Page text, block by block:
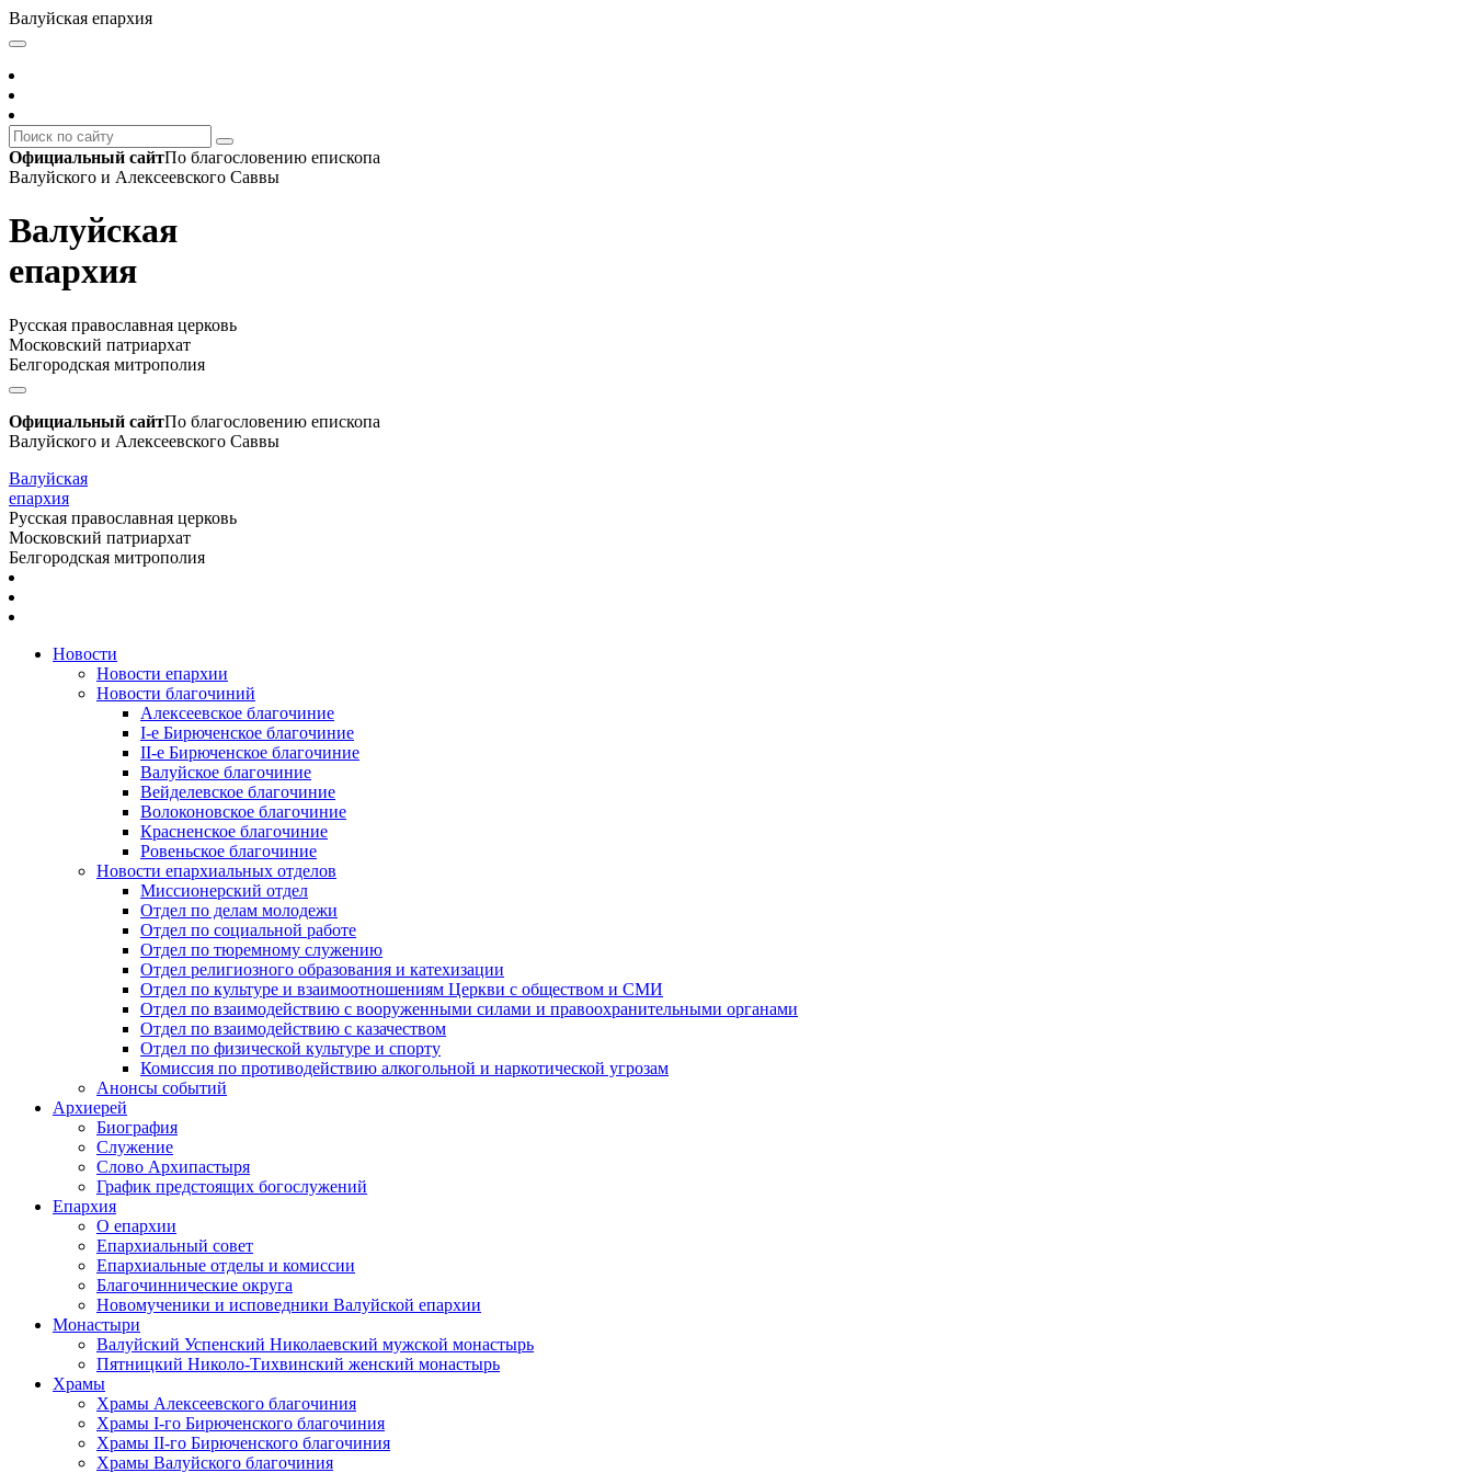
Валуйская епархия
Официальный сайтПо благословению епископа
Валуйского и Алексеевского Саввы
Валуйская
епархия
Русская православная церковь
Московский патриархат
Белгородская митрополия
Официальный сайтПо благословению епископа
Валуйского и Алексеевского Саввы
Валуйская
епархия
Русская православная церковь
Московский патриархат
Белгородская митрополия
Новости
Новости епархии
Новости благочиний
Алексеевское благочиние
I-е Бирюченское благочиние
II-е Бирюченское благочиние
Валуйское благочиние
Вейделевское благочиние
Волоконовское благочиние
Красненское благочиние
Ровеньское благочиние
Новости епархиальных отделов
Миссионерский отдел
Отдел по делам молодежи
Отдел по социальной работе
Отдел по тюремному служению
Отдел религиозного образования и катехизации
Отдел по культуре и взаимоотношениям Церкви с обществом и СМИ
Отдел по взаимодействию с вооруженными силами и правоохранительными органами
Отдел по взаимодействию с казачеством
Отдел по физической культуре и спорту
Комиссия по противодействию алкогольной и наркотической угрозам
Анонсы событий
Архиерей
Биография
Служение
Слово Архипастыря
График предстоящих богослужений
Епархия
О епархии
Епархиальный совет
Епархиальные отделы и комиссии
Благочиннические округа
Новомученики и исповедники Валуйской епархии
Монастыри
Валуйский Успенский Николаевский мужской монастырь
Пятницкий Николо-Тихвинский женский монастырь
Храмы
Храмы Алексеевского благочиния
Храмы I-го Бирюченского благочиния
Храмы II-го Бирюченского благочиния
Храмы Валуйского благочиния